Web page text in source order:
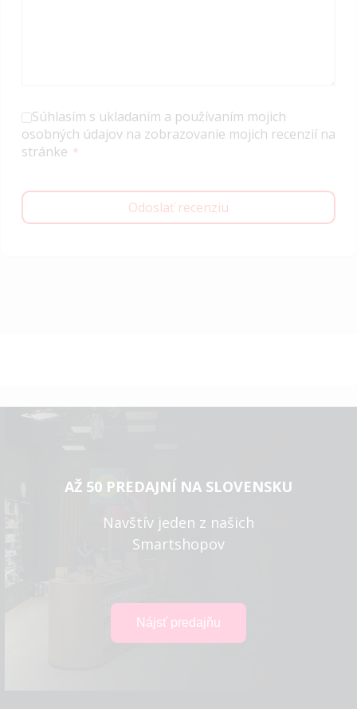
Súhlasím s ukladaním a používaním mojich
osobných údajov na zobrazovanie mojich recenzií na
stránke
Odoslať recenziu
AŽ 50 PREDAJNÍ NA SLOVENSKU
Navštív jeden z našich
Smartshopov